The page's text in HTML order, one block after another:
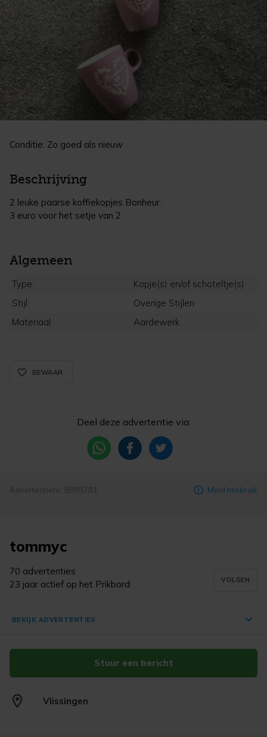
Conditie: Zo goed als nieuw
Beschrijving
2 leuke paarse koffiekopjes Bonheur.
3 euro voor het setje van 2
Algemeen
Type:
Kopje(s) en/of schoteltje(s)
Stijl:
Overige Stijlen
Materiaal:
Aardewerk
favorite_border_rounded
BEWAAR
Deel deze advertentie via:
Advertentienr. 8898781 Meld misbruik
tommyc
70 advertenties
23 jaar actief op het Prikbord
VOLGEN
BEKIJK ADVERTENTIES
Diverse Buddha, oosterse beelden,
beeldjes
Stuur een bericht
Vlissingen